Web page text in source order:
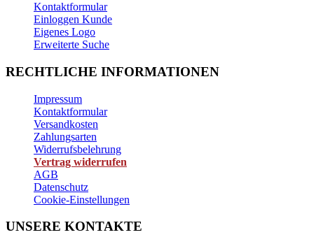
Kontaktformular
Einloggen Kunde
Eigenes Logo
Erweiterte Suche
RECHTLICHE INFORMATIONEN
Impressum
Kontaktformular
Versandkosten
Zahlungsarten
Widerrufsbelehrung
Vertrag widerrufen
AGB
Datenschutz
Cookie-Einstellungen
UNSERE KONTAKTE